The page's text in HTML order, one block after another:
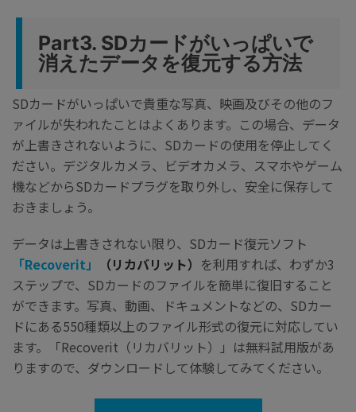
Part3. SDカードがいっぱいで
消えたデータを復元する方法
SDカードがいっぱいで貴重な写真、映画及びその他のフ
ァイルが失われたことはよくあります。この場合、データ
が上書きされないように、SDカードの使用を停止してく
ださい。デジタルカメラ、ビデオカメラ、スマホやゲーム
機などからSDカードプラグを取り外し、安全に保存して
おきましょう。
データは上書きされない限り、SDカード復元ソフト
「Recoverit」
（リカバリット） を利用すれば、わずか3
ステップで、SDカードのファイルを簡単に復旧すること
ができます。写真、動画、ドキュメントなどの、SDカー
ドにある550種類以上のファイル形式の復元に対応してい
ます。「Recoverit（リカバリット）」は無料試用版があ
りますので、ダウンロードして体験してみてください。